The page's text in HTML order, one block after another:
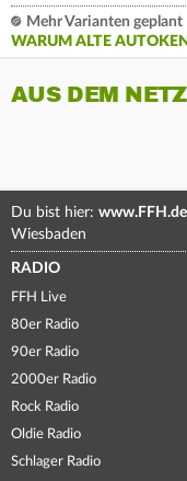
Mehr Varianten geplant
WARUM ALTE
AUS DEM NETZ
Du bist hier: www.FFH.de
Wiesbaden
RADIO
FFH Live
80er Radio
90er Radio
2000er Radio
Rock Radio
Oldie Radio
Schlager Radio